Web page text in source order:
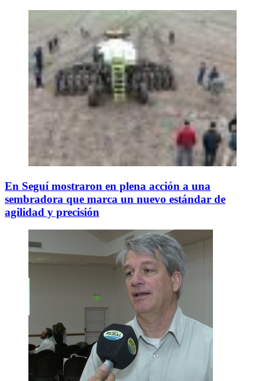
En Seguí mostraron en plena acción a una
sembradora que marca un nuevo estándar de
agilidad y precisión